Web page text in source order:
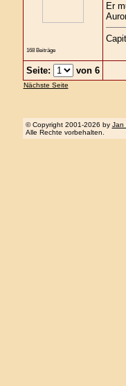
168 Beiträge
Er
Seite: von 6
Nächste Seite
© Copyright 2001-2026 by Jan
Alle Rechte vorbehalten.